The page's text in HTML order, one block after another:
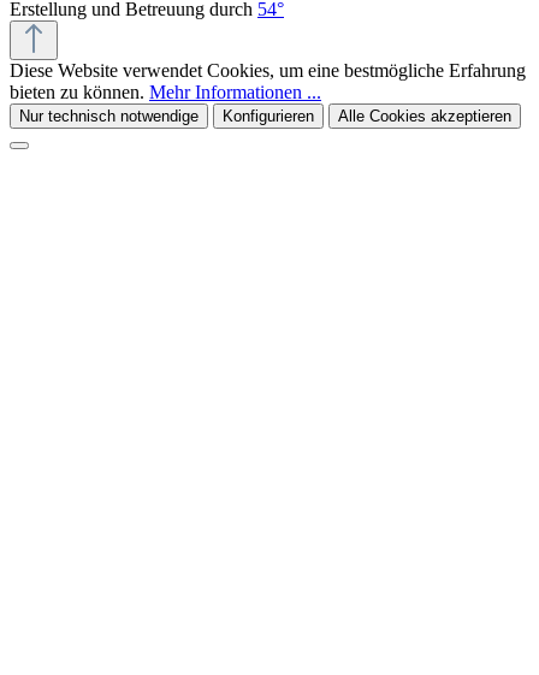
Erstellung und Betreuung durch 54°
Diese Website verwendet Cookies, um eine bestmögliche Erfahrung
bieten zu können. Mehr Informationen ...
Nur technisch notwendige Konfigurieren Alle Cookies akzeptieren